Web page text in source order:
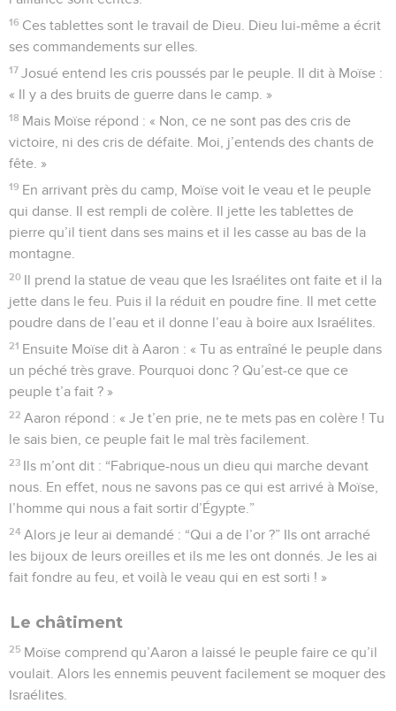
16 Ces tablettes sont le travail de Dieu. Dieu lui-même a écrit
ses commandements sur elles.
17 Josué entend les cris poussés par le peuple. Il dit à Moïse :
« Il y a des bruits de guerre dans le camp. »
18 Mais Moïse répond : « Non, ce ne sont pas des cris de
victoire, ni des cris de défaite. Moi, j’entends des chants de
fête. »
19 En arrivant près du camp, Moïse voit le veau et le peuple
qui danse. Il est rempli de colère. Il jette les tablettes de
pierre qu’il tient dans ses mains et il les casse au bas de la
montagne.
20 Il prend la statue de veau que les Israélites ont faite et il la
jette dans le feu. Puis il la réduit en poudre fine. Il met cette
poudre dans de l’eau et il donne l’eau à boire aux Israélites.
21 Ensuite Moïse dit à Aaron : « Tu as entraîné le peuple dans
un péché très grave. Pourquoi donc ? Qu’est-ce que ce
peuple t’a fait ? »
22 Aaron répond : « Je t’en prie, ne te mets pas en colère ! Tu
le sais bien, ce peuple fait le mal très facilement.
23 Ils m’ont dit : “Fabrique-nous un dieu qui marche devant
nous. En effet, nous ne savons pas ce qui est arrivé à Moïse,
l’homme qui nous a fait sortir d’Égypte.”
24 Alors je leur ai demandé : “Qui a de l’or ?” Ils ont arraché
les bijoux de leurs oreilles et ils me les ont donnés. Je les ai
fait fondre au feu, et voilà le veau qui en est sorti ! »
Le châtiment
25 Moïse comprend qu’Aaron a laissé le peuple faire ce qu’il
voulait. Alors les ennemis peuvent facilement se moquer des
Israélites.